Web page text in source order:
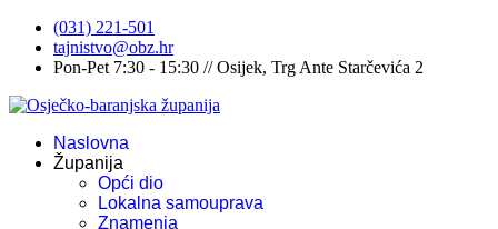
(031) 221-501
tajnistvo@obz.hr
Pon-Pet 7:30 - 15:30 // Osijek, Trg Ante Starčevića 2
Naslovna
Županija
Opći dio
Lokalna samouprava
Znamenja